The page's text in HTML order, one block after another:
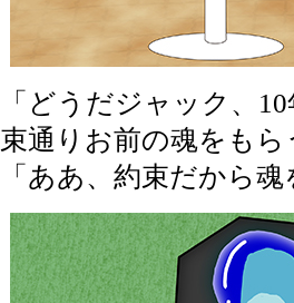
「どうだジャック、
束通りお前の魂をもら
「ああ、約束だから